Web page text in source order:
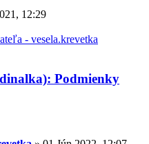
12:29
- vesela.krevetka
Podmienky